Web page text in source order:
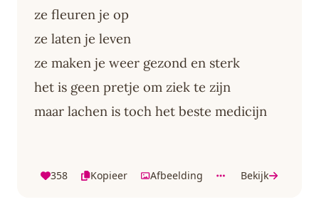
ze fleuren je op
ze laten je leven
ze maken je weer gezond en sterk
het is geen pretje om ziek te zijn
maar lachen is toch het beste medicijn
358 Kopieer Afbeelding Bekijk